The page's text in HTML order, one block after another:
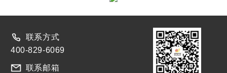
联系方式
400-829-6069
联系邮箱